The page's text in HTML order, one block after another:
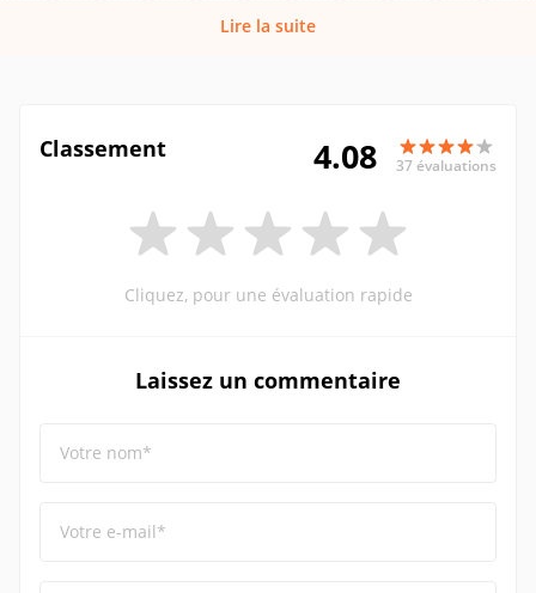
Lire la suite
Classement 4.08 37 évaluations
Cliquez, pour une évaluation rapide
Laissez un commentaire
Votre nom*
Votre e-mail*